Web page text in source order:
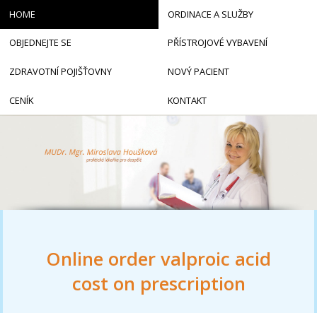
Online order valproic acid
cost on prescription
HOME ORDINACE A SLUŽBY
OBJEDNEJTE SE PŘÍSTROJOVÉ VYBAVENÍ
ZDRAVOTNÍ POJIŠŤOVNY NOVÝ PACIENT
CENÍK KONTAKT